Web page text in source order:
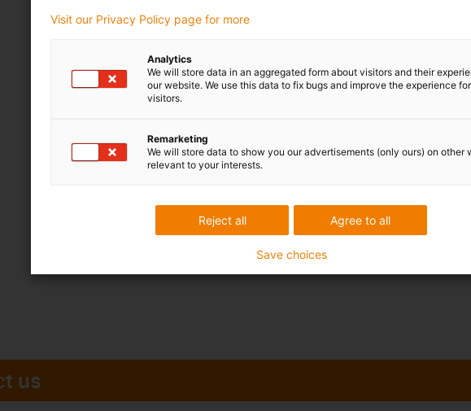
us
Visit our Privacy Policy page for more
Analytics
We will store data in an aggregated form about visitors and their
our website. We use this data to fix bugs and improve the experience
visitors.
Remarketing
We will store data to show you our advertisements (only ours) on other
relevant to your interests.
Agree to all
Reject all
Save choices